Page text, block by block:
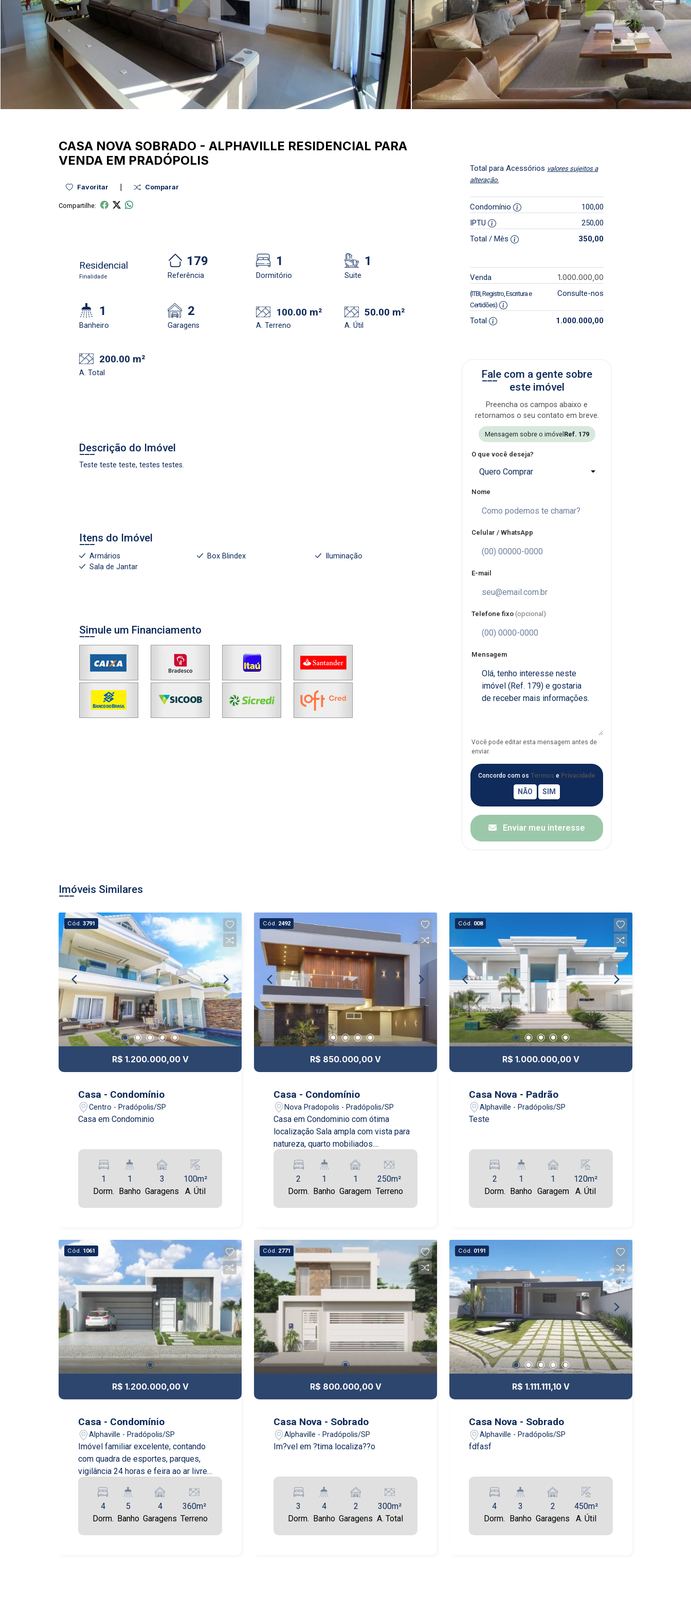
CASA NOVA SOBRADO - ALPHAVILLE RESIDENCIAL PARA
VENDA EM PRADÓPOLIS
Favoritar | Comparar
Compartilhe:
Residencial
Finalidade
179
Referência
1
Dormitório
1
Suite
1
Banheiro
2
Garagens
100.00 m²
A. Terreno
50.00 m²
A. Útil
200.00 m²
A. Total
Descrição do Imóvel
Teste teste teste, testes testes.
Itens do Imóvel
Armários Box Blindex
Iluminação
Sala de Jantar
Simule um Financiamento
Total para Acessórios valores sujeitos a
alteração.
Condomínio
100,00
IPTU
250,00
Total / Mês
350,00
Venda 1.000.000,00
(ITBI, Registro, Escritura e
Certidões)
Consulte-nos
Total 1.000.000,00
Fale com a gente sobre
este imóvel
Preencha os campos abaixo e
retornamos o seu contato em breve.
Mensagem sobre o imóvel Ref. 179
O que você deseja?
Quero Comprar
Nome
Celular / WhatsApp
E-mail
Telefone fixo (opcional)
Mensagem
Você pode editar esta mensagem antes de
enviar.
Concordo com os Termos e Privacidade
Enviar meu interesse
Imóveis Similares
Cód. 3791
R$ 1.200.000,00 V
Casa - Condomínio
Centro - Pradópolis/SP
Casa em Condominio
1
Dorm.
1
Banho
3
Garagens
100m²
A. Útil
Cód. 2492
R$ 850.000,00 V
Casa - Condomínio
Nova Pradopolis - Pradópolis/SP
Casa em Condominio com ótima
localização Sala ampla com vista para
natureza, quarto mobiliados....
2
Dorm.
1
Banho
1
Garagem
250m²
Terreno
Cód. 008
R$ 1.000.000,00 V
Casa Nova - Padrão
Alphaville - Pradópolis/SP
Teste
2
Dorm.
1
Banho
1
Garagem
120m²
A. Útil
Cód. 1061
R$ 1.200.000,00 V
Casa - Condomínio
Alphaville - Pradópolis/SP
Imóvel familiar excelente, contando
com quadra de esportes, parques,
vigilância 24 horas e feira ao ar livre
garagem para 4 carros, sendo dois
cobertos e dois descobertos, 1 sala de
estar, 1 sala de jantar, 1 escritório com
acesso privativo, 1 lavabo, 2 suítes
4
Dorm.
5
Banho
4
Garagens
360m²
Terreno
Cód. 2771
R$ 800.000,00 V
Casa Nova - Sobrado
Alphaville - Pradópolis/SP
Im?vel em ?tima localiza??o
3
Dorm.
4
Banho
2
Garagens
300m²
A. Total
Cód. 0191
R$ 1.111.111,10 V
Casa Nova - Sobrado
Alphaville - Pradópolis/SP
fdfasf
4
Dorm.
3
Banho
2
Garagens
450m²
A. Útil